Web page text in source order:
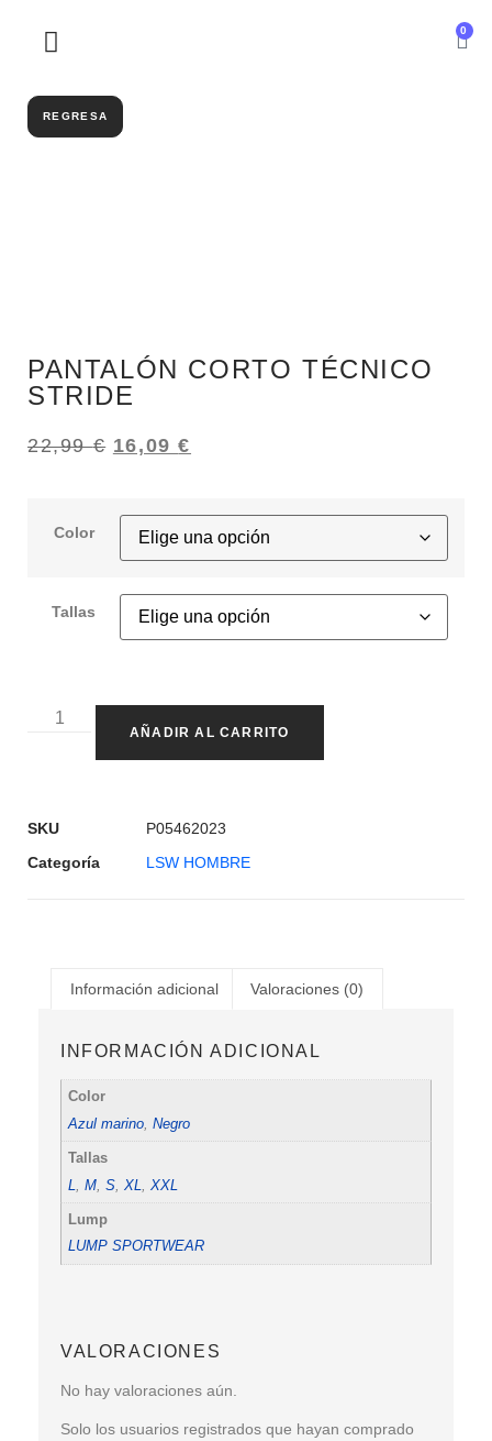
0
REGRESA
PANTALÓN CORTO TÉCNICO
STRIDE
22,99€ 16,09€
Color
Tallas
AÑADIR AL CARRITO
SKU
P05462023
Categoría
LSW HOMBRE
Información adicional Valoraciones (0)
INFORMACIÓN ADICIONAL
Color
Azul marino ,Negro
Tallas
L
,M ,S ,XL ,XXL
Lump
LUMP SPORTWEAR
VALORACIONES
No hay valoraciones aún.
Solo los usuarios registrados que hayan comprado